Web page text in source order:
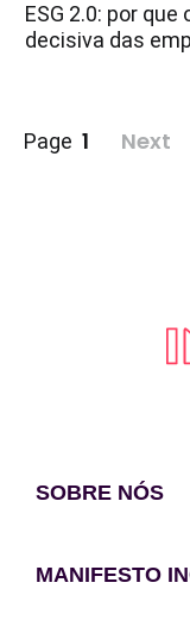
ESG 2.0: por
decisiva das
Paginação
Page 1 Next
SOBRE NÓS
MANIFESTO